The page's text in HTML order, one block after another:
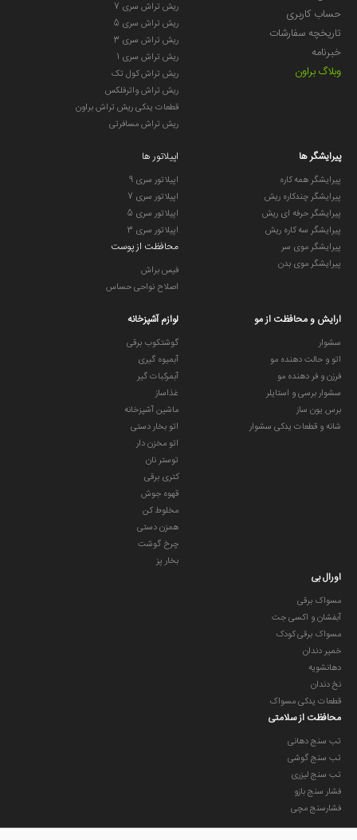
حساب کاربری
تاریخچه سفارشات
خبرنامه
وبلاگ براون
ریش تراش سری 7
ریش تراش سری 5
ریش تراش سری 3
ریش تراش سری 1
ریش تراش کول تک
ریش تراش واترفلکس
قطعات یدکی ریش تراش براون
ریش تراش مسافرتی
پیرایشگر ها
پیرایشگر همه کاره
پیرایشگر چندکاره ریش
پیرایشگر حرفه ای ریش
پیرایشگر سه کاره ریش
پیرایشگر موی سر
پیرایشگر موی بدن
اپیلاتور ها
اپیلاتور سری 9
اپیلاتور سری 7
اپیلاتور سری 5
اپیلاتور سری 3
محافظت از پوست
فیس براش
اصلاح نواحی حساس
ارایش و محافظت از مو
سشوار
اتو و حالت دهنده مو
فرزن و فر دهنده مو
سشوار برسی و استایلر
برس یون ساز
شانه و قطعات یدکی سشوار
لوازم آشپزخانه
گوشتکوب برقی
آبمیوه گیری
آبمرکبات گیر
غذاساز
ماشین آشپزخانه
اتو بخار دستی
اتو مخزن دار
توستر نان
کتری برقی
قهوه جوش
مخلوط کن
همزن دستی
چرخ گوشت
بخار پز
اورال بی
مسواک برقی
آبفشان و اکسی جت
مسواک برقی کودک
خمیر دندان
دهانشویه
نخ دندان
قطعات یدکی مسواک
محافظت از سلامتی
تب سنج دهانی
تب سنج گوشی
تب سنج لیزری
فشار سنج بازو
فشارسنج مچی